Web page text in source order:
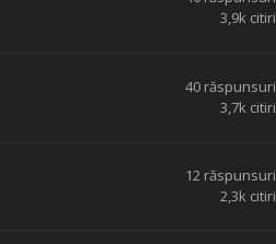
3,9k citiri
40 răspunsuri
3,7k citiri
12 răspunsuri
2,3k citiri